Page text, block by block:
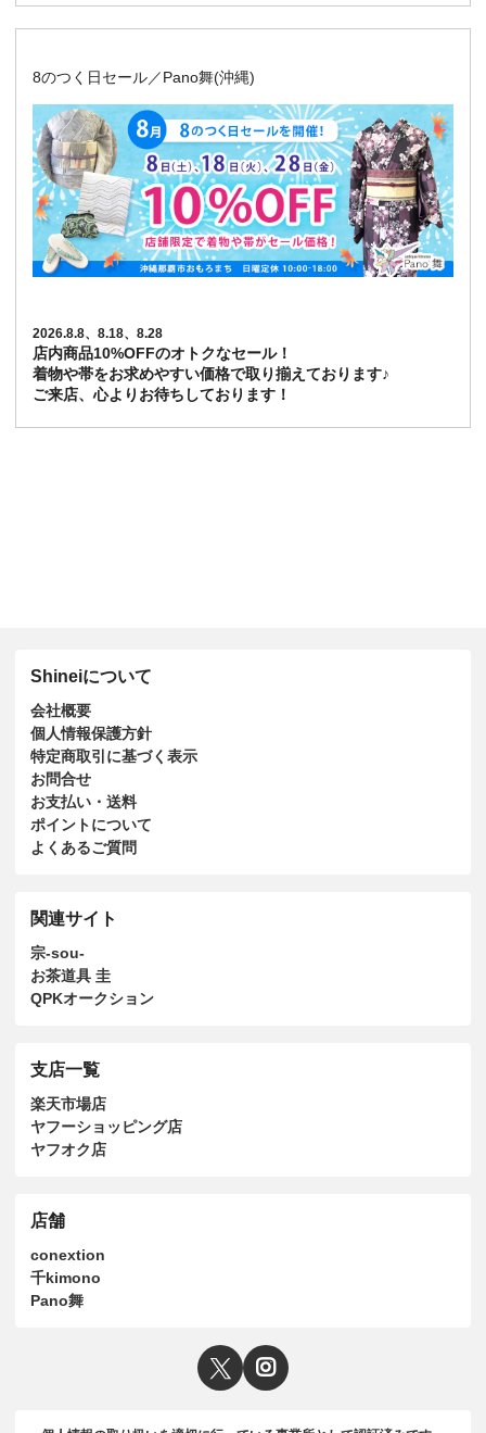
8のつく日セール／Pano舞(沖縄)
2026.8.8、8.18、8.28
店内商品10%OFFのオトクなセール！
着物や帯をお求めやすい価格で取り揃えております♪
ご来店、心よりお待ちしております！
Shineiについて
会社概要
個人情報保護方針
特定商取引に基づく表示
お問合せ
お支払い・送料
ポイントについて
よくあるご質問
関連サイト
宗-sou-
お茶道具 圭
QPKオークション
支店一覧
楽天市場店
ヤフーショッピング店
ヤフオク店
店舗
conextion
千kimono
Pano舞